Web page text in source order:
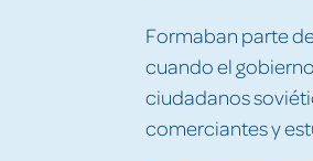
Formaban parte
cuando el
ciudadanos
comerciantes y